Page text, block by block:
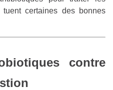
certaines des bonnes
contre